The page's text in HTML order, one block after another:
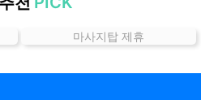
마사지탑 제휴